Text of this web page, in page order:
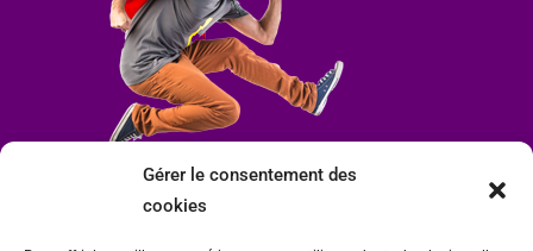
Gérer le consentement des
cookies